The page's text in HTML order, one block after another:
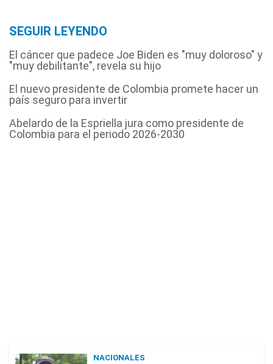
SEGUIR LEYENDO
El cáncer que padece Joe Biden es "muy doloroso" y
"muy debilitante", revela su hijo
El nuevo presidente de Colombia promete hacer un
país seguro para invertir
Abelardo de la Espriella jura como presidente de
Colombia para el periodo 2026-2030
NACIONALES